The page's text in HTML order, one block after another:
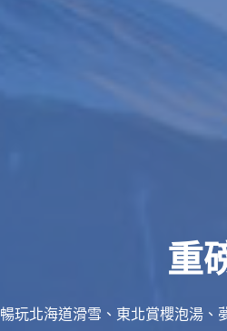
重
暢玩北海道滑雪、東北賞櫻泡湯、